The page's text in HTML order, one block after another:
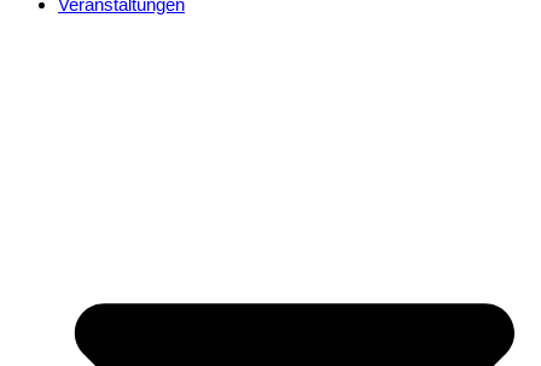
Veranstaltungen